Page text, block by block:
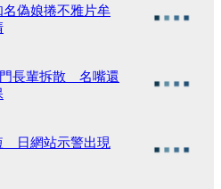
偽娘捲不雅片牟
長輩拆散 名嘴還
日網站示警出現